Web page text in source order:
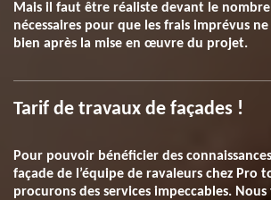
Mais il faut être réaliste devant le
nécessaires pour que les frais imprévus
bien après la mise en œuvre du projet.
Tarif de travaux de façades !
Pour pouvoir bénéficier des
façade de l’équipe de ravaleurs chez Pro
procurons des services impeccables.